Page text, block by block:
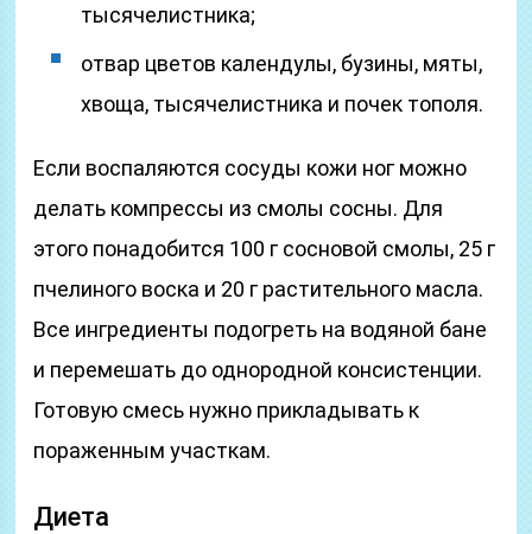
тысячелистника;
отвар цветов календулы, бузины, мяты,
хвоща, тысячелистника и почек тополя.
Если воспаляются сосуды кожи ног можно
делать компрессы из смолы сосны. Для
этого понадобится 100 г сосновой смолы, 25 г
пчелиного воска и 20 г растительного масла.
Все ингредиенты подогреть на водяной бане
и перемешать до однородной консистенции.
Готовую смесь нужно прикладывать к
пораженным участкам.
Диета